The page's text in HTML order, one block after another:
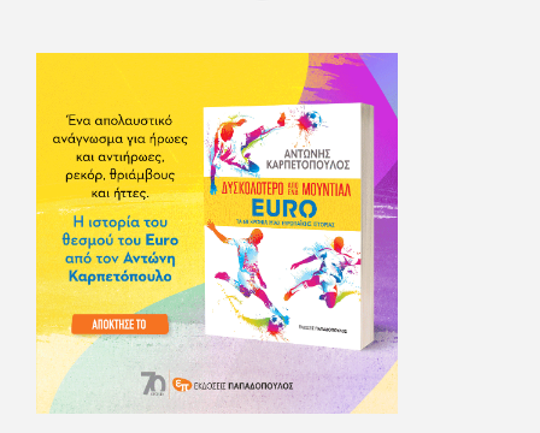
ταινίες κι έγραφε και στο περιοδικό Σινεμά, είχε κάποιες
αισθηματικές περιπέτειες που σκόρπισαν γέλιο στους φίλους
του - αν όχι και στον ίδιο. Πήγε στρατό κανονικά στα σύνορα
και διατήρησε μια καλή σχέση με την οικογένεια του, την
οποία αισθάνεται πως διάφορες φορές έφερε σε δύσκολη
θέση. Κείμενο με την υπογραφή του πρωτοδημοσιεύτηκε στο
Φίλαθλο το 1992. Επέστρεψε οριστικά στην Ελλάδα το 1998,
δούλεψε για πολλούς (αφού δυσκολεύεται να πει όχι), και
κάποιοι, αν όχι και όλοι, τον πλήρωσαν κι έμειναν και
ευχαριστημένοι από τη συνεργασία. Σήμερα πλέον εργάζεται
στον Sport Fm (όπου έχει κλείσει εικοσαετία) και στη
Sportday. Επαίρεται ότι λίγοι έχουν δει περισσότερο
ποδόσφαιρο από τον ίδιο και θεωρεί τον εαυτό του τυχερό
γιατί είναι μέλος της γενιάς που απόλαυσε τους μεγαλύτερους
σε όλα τα σπορ. Δεν είναι παντρεμένος, αλλά θαυμάζει όσους
βρίσκουν το κουράγιο να το κάνουν. Αντίθετα από πολλούς
φίλους του δεν πληρώνει διατροφές. Ελπίζει ότι δεν έχει
παιδιά. Απειλεί ότι θα γράφει όσο υπάρχουν άνθρωποι που